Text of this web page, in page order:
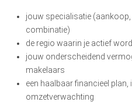
jouw specialisatie
combinatie)
de regio waarin je actief
jouw onderscheidend
makelaars
een haalbaar financieel
omzetverwachting